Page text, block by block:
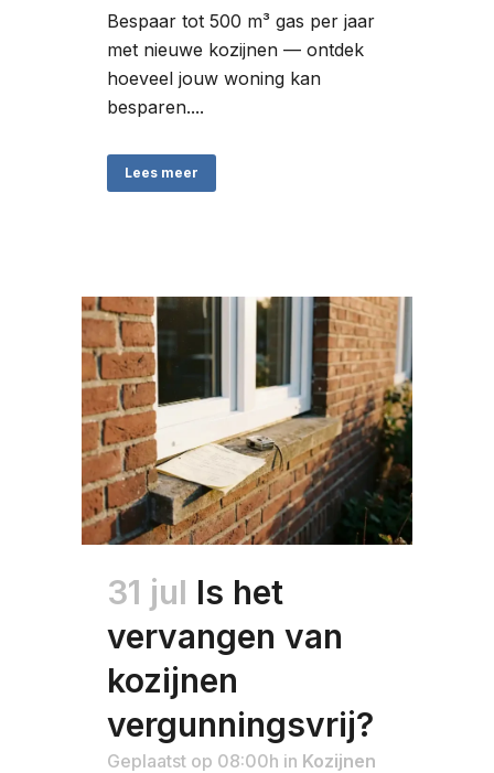
Bespaar tot 500 m³ gas per jaar
met nieuwe kozijnen — ontdek
hoeveel jouw woning kan
besparen....
Lees meer
31 jul Is het
vervangen van
kozijnen
vergunningsvrij?
Geplaatst op 08:00h in Kozijnen